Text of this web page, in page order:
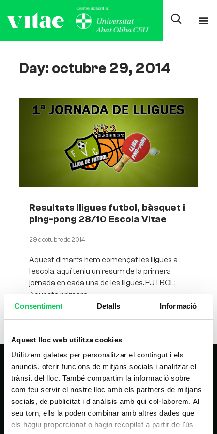
Consentiment Detalls Informació
Aquest lloc web utilitza cookies
Utilitzem galetes per personalitzar el contingut i els
anuncis, oferir funcions de mitjans socials i analitzar el
trànsit del lloc. També compartim la informació sobre
com feu servir el nostre lloc amb els partners de mitjans
socials, de publicitat i d'anàlisis amb qui col·laborem. Al
seu torn, ells la poden combinar amb altres dades que
els hàgiu proporcionat o hagin recopilat a partir de l'ús
Day: octubre 29, 2014
Resultats lligues futbol, bàsquet i
ping-pong 28/10 Escola Vitae
29 d'octubre de 2014
Aquest dimarts hem començat les lligues a
l’escola, aquí teniu un resum de la primera
jornada en cada una de les lligues. FUTBOL:
Aquesta primera
NAVEGACIÓ PRINCIPAL